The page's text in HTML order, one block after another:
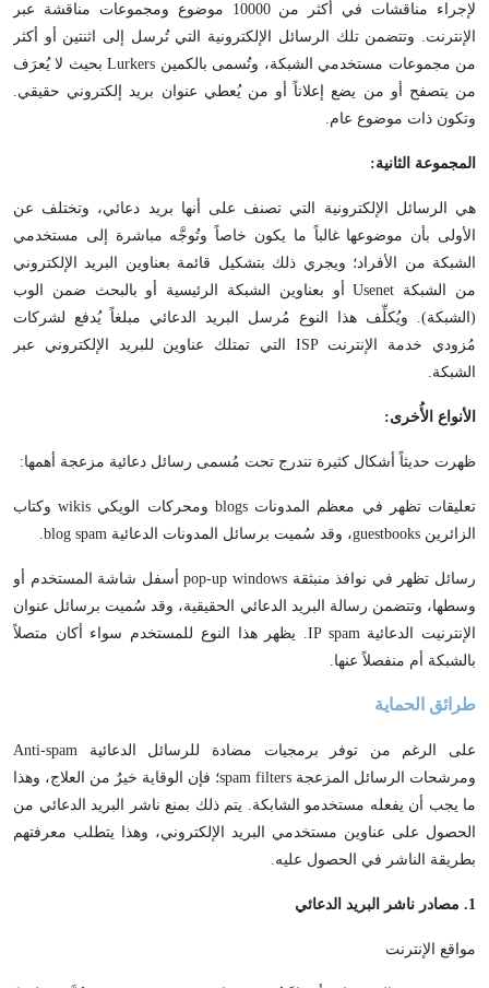
لإجراء مناقشات في أكثر من 10000 موضوع ومجموعات مناقشة عبر
الإنترنت. وتتضمن تلك الرسائل الإلكترونية التي تُرسل إلى اثنتين أو أكثر
من مجموعات مستخدمي الشبكة، وتُسمى بالكمين Lurkers بحيث لا يُعرَف
من يتصفح أو من يضع إعلاناً أو من يُعطي عنوان بريد إلكتروني حقيقي.
وتكون ذات موضوع عام.
المجموعة الثانية:
هي الرسائل الإلكترونية التي تصنف على أنها بريد دعائي، وتختلف عن
الأولى بأن موضوعها غالباً ما يكون خاصاً وتُوجَّه مباشرة إلى مستخدمي
الشبكة من الأفراد؛ ويجري ذلك بتشكيل قائمة بعناوين البريد الإلكتروني
من الشبكة Usenet أو بعناوين الشبكة الرئيسية أو بالبحث ضمن الوب
(الشبكة). ويُكلِّف هذا النوع مُرسل البريد الدعائي مبلغاً يُدفع لشركات
مُزودي خدمة الإنترنت ISP التي تمتلك عناوين للبريد الإلكتروني عبر
الشبكة.
الأنواع الأُخرى:
ظهرت حديثاً أشكال كثيرة تندرج تحت مُسمى رسائل دعائية مزعجة أهمها:
تعليقات تظهر في معظم المدونات blogs ومحركات الويكي wikis وكتاب
الزائرين guestbooks، وقد سُميت برسائل المدونات الدعائية blog spam.
رسائل تظهر في نوافذ منبثقة pop-up windows أسفل شاشة المستخدم أو
وسطها، وتتضمن رسالة البريد الدعائي الحقيقية، وقد سُميت برسائل عنوان
الإنترنيت الدعائية IP spam. يظهر هذا النوع للمستخدم سواء أكان متصلاً
بالشبكة أم منفصلاً عنها.
طرائق الحماية
على الرغم من توفر برمجيات مضادة للرسائل الدعائية Anti-spam
ومرشحات الرسائل المزعجة spam filters؛ فإن الوقاية خيرٌ من العلاج، وهذا
ما يجب أن يفعله مستخدمو الشابكة. يتم ذلك بمنع ناشر البريد الدعائي من
الحصول على عناوين مستخدمي البريد الإلكتروني، وهذا يتطلب معرفتهم
بطريقة الناشر في الحصول عليه.
1. مصادر ناشر البريد الدعائي
مواقع الإنترنت